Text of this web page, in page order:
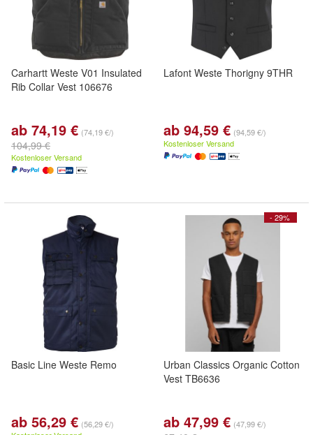
Carhartt Weste V01 Insulated
Rib Collar Vest 106676
ab 74,19 € (74,19 €/)
104,99 €
Kostenloser Versand
Lafont Weste Thorigny 9THR
ab 94,59 € (94,59 €/)
Kostenloser Versand
Basic Line Weste Remo
ab 56,29 € (56,29 €/)
- 29%
Urban Classics Organic Cotton
Vest TB6636
ab 47,99 € (47,99 €/)